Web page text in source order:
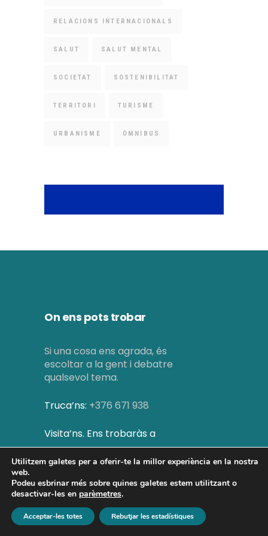
RELACIONS INTERNACIONALS
SALUT SALUT MENTAL
SOCIETAT SOSTENIBILITAT
TERRITORI TURISME
URBANISME ÒMNIBUS
On ens pots trobar
Si una cosa ens agrada, és
escoltar a la gent i debatre
qualsevol tema.
Truca’ns: +376 671 938
Visita’ns. Ens trobaràs a
Av. Príncep Benlloch, 34
AD500 Andorra la Vella
Utilitzem galetes per a oferir-te la millor experiència en la nostra
web.
Podeu esbrinar més sobre quines galetes estem utilitzant o
desactivar-les en parèmetres.
Acceptar-les totes Rebutjar les estadístiques